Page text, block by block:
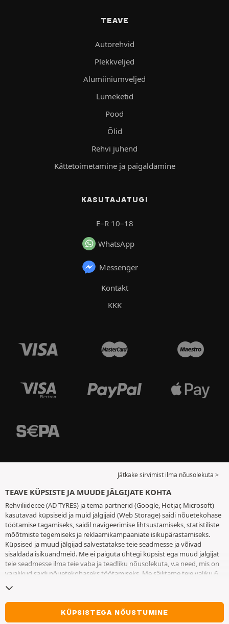
TEAVE
Autorehvid
Plekkveljed
Alumiiniumveljed
Lumeketid
Pood
Õlid
Rehvi juhend
Kättetoimetamine ja paigaldamine
KASUTAJATUGI
E–R 10–18
WhatsApp
Messenger
Kontakt
KKK
Jätkake sirvimist ilma nõusolekuta >
TEAVE KÜPSISTE JA MUUDE JÄLGIJATE KOHTA
Rehviliider.ee (AD TYRES) ja tema partnerid (Google, Hotjar, Microsoft)
kasutavad küpsiseid ja muid jälgijaid (Web Storage) saidi nõuetekohase
töötamise tagamiseks, saidil navigeerimise lihtsustamiseks, statistiliste
mõõtmiste tegemiseks ja reklaamikampaaniate isikupärastamiseks.
Küpsised ja muud jälgijad salvestatakse teie seadmesse ja võivad
sisaldada isikuandmeid. Me ei paiguta ühtegi küpsist ega muud jälgijat
teie seadmesse ilma teie vaba ja teadliku nõusolekuta, v.a need, mis on
vajalikud saidi nõuetekohaseks töötamiseks. Me säilitame teie valiku 6
muude jälgijate lehele
nõusolekut küpsiste ja muude jälgijate teie seadmesse paigutamiseks.
Keeldumine ei takista juurdepääsu teenustele AD TYRES. Lisateabe
saamiseks vaadakeküpsiste ja muude jälgijate lehte.
KÜPSISTEGA NÕUSTUMINE